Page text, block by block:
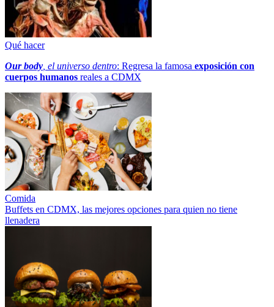
Qué hacer
Our body, el universo dentro: Regresa la famosa exposición con
cuerpos humanos reales a CDMX
Comida
Buffets en CDMX, las mejores opciones para quien no tiene
llenadera